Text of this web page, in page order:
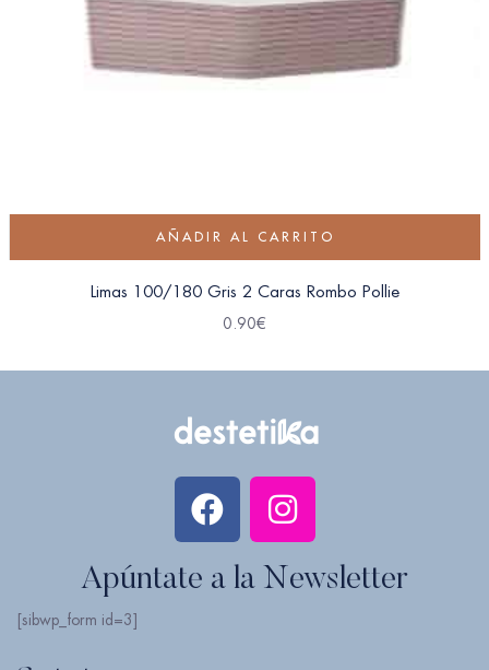
AÑADIR AL CARRITO
Limas 100/180 Gris 2 Caras Rombo Pollie
0.90€
Apúntate a la Newsletter
[sibwp_form id=3]